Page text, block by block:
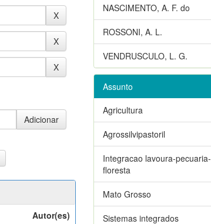
Autor(es)
NASCIMENTO, A. F. do
ROSSONI, A. L.
VENDRUSCULO, L. G.
Assunto
Agricultura
Agrossilvipastoril
Integracao lavoura-pecuaria-
floresta
Mato Grosso
Sistemas integrados